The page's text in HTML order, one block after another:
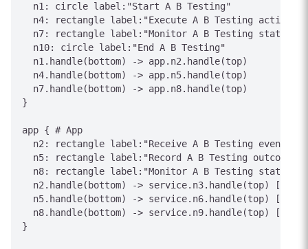
  n1: circle label:"Start A B Testing"
  n4: rectangle label:"Execute A B Testing action"
  n7: rectangle label:"Monitor A B Testing status"
  n10: circle label:"End A B Testing"
  n1.handle(bottom) -> app.n2.handle(top)
  n4.handle(bottom) -> app.n5.handle(top)
  n7.handle(bottom) -> app.n8.handle(top)
}
app { # App
  n2: rectangle label:"Receive A B Testing event"
  n5: rectangle label:"Record A B Testing outcome"
  n8: rectangle label:"Monitor A B Testing status"
n2.handle(bottom) -> service.n3.handle(top)
n5.handle(bottom) -> service.n6.handle(top)
n8.handle(bottom) -> service.n9.handle(top)
}